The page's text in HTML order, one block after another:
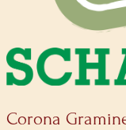
Corona